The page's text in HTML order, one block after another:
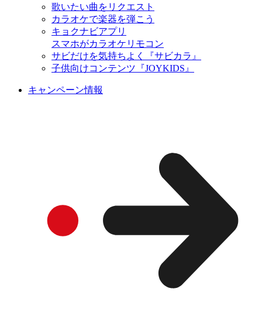
歌いたい曲をリクエスト
カラオケで楽器を弾こう
キョクナビアプリ
スマホがカラオケリモコン
サビだけを気持ちよく『サビカラ』
子供向けコンテンツ『JOYKIDS』
キャンペーン情報